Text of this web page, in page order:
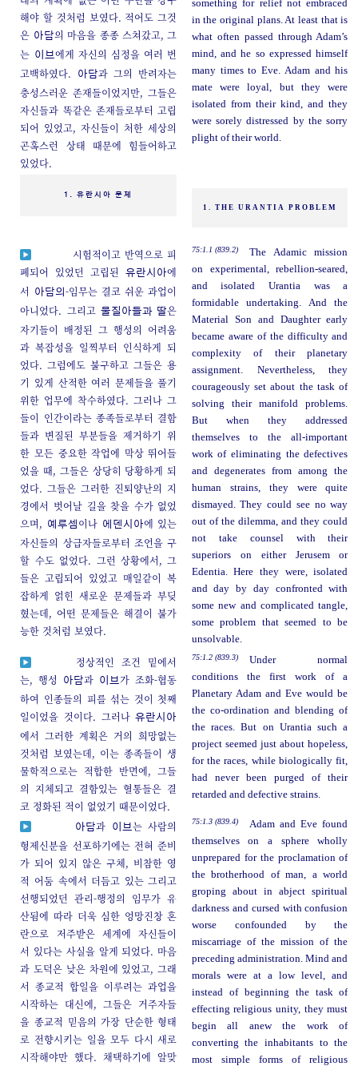
해야 할 것처럼 보였다. 적어도 그것
은 아담의 마음을 종종 스쳐갔고, 그
는 이브에게 자신의 심정을 여러 번
고백하였다.
아담과 그의 반려자는
충성스러운 존재들이었지만, 그들은
자신들과 똑같은 존재들로부터 고립
되어 있었고, 자신들이 처한 세상의
곤혹스런 상태 때문에 힘들어하고
있었다.
something for relief not embraced
in the original plans. At least that is
what often passed through Adam’s
mind, and he so expressed himself
many times to Eve. Adam and his
mate were loyal, but they were
isolated from their kind, and they
were sorely distressed by the sorry
plight of their world.
1. 유란시아 문제
1. THE URANTIA PROBLEM
시험적이고 반역으로 피
폐되어 있었던 고립된유란시아에
서
아담의 -임무는 결코 쉬운 과업이
아니었다. 그리고 물질아들과 딸은
자기들이 배정된 그 행성의 어려움
과 복잡성을 일찍부터 인식하게 되
었다. 그럼에도 불구하고 그들은 용
기 있게 산적한 여러 문제들을 풀기
위한 업무에 착수하였다. 그러나 그
들이 인간이라는 종족들로부터 결함
들과 변질된 부분들을 제거하기 위
한 모든 중요한 작업에 막상 뛰어들
었을 때, 그들은 상당히 당황하게 되
었다. 그들은 그러한 진퇴양난의 지
경에서 벗어날 길을 찾을 수가 없었
으며,
예루셈 이나 에덴시아에 있는
자신들의 상급자들로부터 조언을 구
할 수도 없었다. 그런 상황에서, 그
들은 고립되어 있었고 매일같이 복
잡하게 얽힌 새로운 문제들과 부딪
혔는데, 어떤 문제들은 해결이 불가
능한 것처럼 보였다.
75:1.1 (839.2)
The Adamic mission
on experimental, rebellion-seared,
and isolated Urantia was a
formidable undertaking. And the
Material Son and Daughter early
became aware of the difficulty and
complexity of their planetary
assignment. Nevertheless, they
courageously set about the task of
solving their manifold problems.
But when they addressed
themselves to the all-important
work of eliminating the defectives
and degenerates from among the
human strains, they were quite
dismayed. They could see no way
out of the dilemma, and they could
not take counsel with their
superiors on either Jerusem or
Edentia. Here they were, isolated
and day by day confronted with
some new and complicated tangle,
some problem that seemed to be
unsolvable.
정상적인 조건 밑에서
는, 행성
아담과 이브가 조화-협동
하여 인종들의 피를 섞는 것이 첫째
일이었을 것이다. 그러나유란시아
에서 그러한 계획은 거의 희망없는
것처럼 보였는데, 이는 종족들이 생
물학적으로는 적합한 반면에, 그들
의 지체되고 결함있는 혈통들은 결
코 정화된 적이 없었기 때문이었다.
75:1.2 (839.3)
Under normal
conditions the first work of a
Planetary Adam and Eve would be
the co-ordination and blending of
the races. But on Urantia such a
project seemed just about hopeless,
for the races, while biologically fit,
had never been purged of their
retarded and defective strains.
아담과 이브는 사람의
형제신분을 선포하기에는 전혀 준비
가 되어 있지 않은 구체, 비참한 영
적 어둠 속에서 더듬고 있는 그리고
선행되었던 관리-행정의 임무가 유
산됨에 따라 더욱 심한 엉망진창 혼
란으로 저주받은 세계에 자신들이
서 있다는 사실을 알게 되었다. 마음
과 도덕은 낮은 차원에 있었고, 그래
서 종교적 합일을 이루려는 과업을
시작하는 대신에, 그들은 거주자들
을 종교적 믿음의 가장 단순한 형태
로 전향시키는 일을 모두 다시 새로
시작해야만 했다. 채택하기에 알맞
75:1.3 (839.4)
Adam and Eve found
themselves on a sphere wholly
unprepared for the proclamation of
the brotherhood of man, a world
groping about in abject spiritual
darkness and cursed with confusion
worse confounded by the
miscarriage of the mission of the
preceding administration. Mind and
morals were at a low level, and
instead of beginning the task of
effecting religious unity, they must
begin all anew the work of
converting the inhabitants to the
most simple forms of religious